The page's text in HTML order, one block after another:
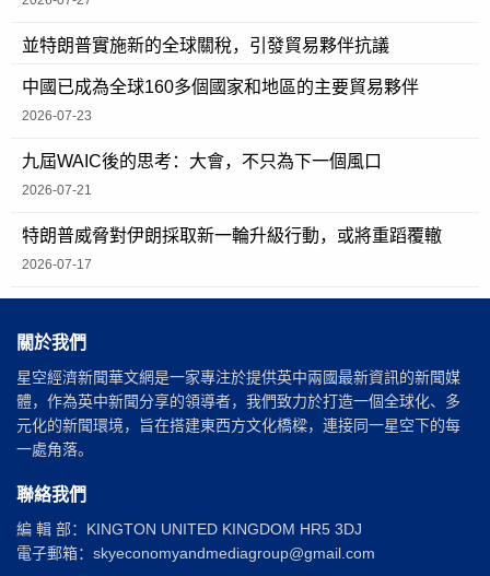
並特朗普實施新的全球關稅，引發貿易夥伴抗議
中國已成為全球160多個國家和地區的主要貿易夥伴
2026-07-23
九屆WAIC後的思考：大會，不只為下一個風口
2026-07-21
特朗普威脅對伊朗採取新一輪升級行動，或將重蹈覆轍
2026-07-17
關於我們
星空經濟新聞華文網是一家專注於提供英中兩國最新資訊的新聞媒
體，作為英中新聞分享的領導者，我們致力於打造一個全球化、多
元化的新聞環境，旨在搭建東西方文化橋樑，連接同一星空下的每
一處角落。
聯絡我們
編 輯 部：KINGTON UNITED KINGDOM HR5 3DJ
電子郵箱：skyeconomyandmediagroup@gmail.com